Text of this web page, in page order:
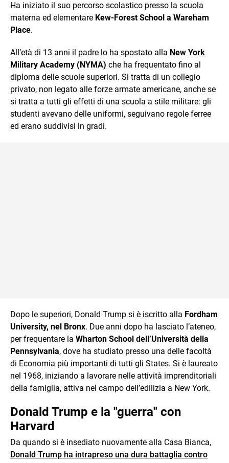
Ha iniziato il suo percorso scolastico presso la scuola
materna ed elementare Kew-Forest School a Wareham
Place.
All’età di 13 anni il padre lo ha spostato alla New York
Military Academy (NYMA) che ha frequentato fino al
diploma delle scuole superiori. Si tratta di un collegio
privato, non legato alle forze armate americane, anche se
si tratta a tutti gli effetti di una scuola a stile militare: gli
studenti avevano delle uniformi, seguivano regole ferree
ed erano suddivisi in gradi.
Dopo le superiori, Donald Trump si è iscritto alla Fordham
University, nel Bronx. Due anni dopo ha lasciato l’ateneo,
per frequentare la Wharton School dell’Università della
Pennsylvania, dove ha studiato presso una delle facoltà
di Economia più importanti di tutti gli States. Si è laureato
nel 1968, iniziando a lavorare nelle attività imprenditoriali
della famiglia, attiva nel campo dell’edilizia a New York.
Donald Trump e la "guerra" con
Harvard
Da quando si è insediato nuovamente alla Casa Bianca,
Donald Trump ha intrapreso una dura battaglia contro